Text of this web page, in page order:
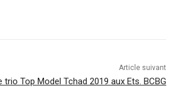
Article suivant
Top Model Tchad 2019 aux Ets. BCBG